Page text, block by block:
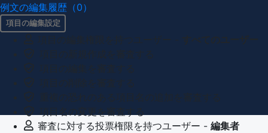
例文の編集履歴（0）
項目の編集設定
審査に対する投票権限を持つユーザー - 編集者